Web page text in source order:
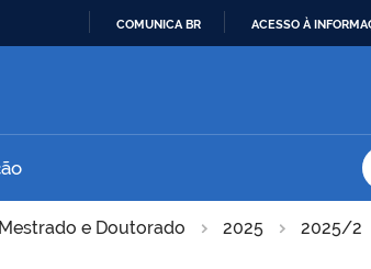
COMUNICA BR ACESSO À
Mestrado e Doutorado 2025 2025/2